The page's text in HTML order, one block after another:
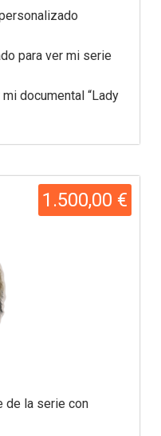
para ver mi serie
documental “Lady
1.500,00 €
de la serie con